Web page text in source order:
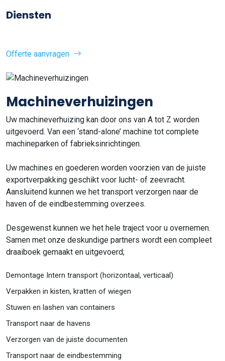
Diensten
Offerte aanvragen
Machineverhuizingen
Uw machineverhuizing kan door ons van A tot Z worden
uitgevoerd. Van een ‘stand-alone’ machine tot complete
machineparken of fabrieksinrichtingen.
Uw machines en goederen worden voorzien van de juiste
exportverpakking geschikt voor lucht- of zeevracht.
Aansluitend kunnen we het transport verzorgen naar de
haven of de eindbestemming overzees.
Desgewenst kunnen we het hele traject voor u overnemen.
Samen met onze deskundige partners wordt een compleet
draaiboek gemaakt en uitgevoerd;
Demontage Intern transport (horizontaal, verticaal)
Verpakken in kisten, kratten of wiegen
Stuwen en lashen van containers
Transport naar de havens
Verzorgen van de juiste documenten
Transport naar de eindbestemming